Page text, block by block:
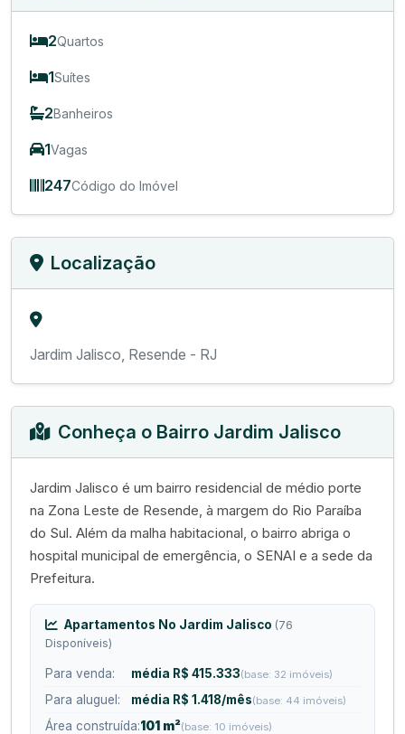
2Quartos
1Suítes
2Banheiros
1Vagas
247Código do Imóvel
Localização
Jardim Jalisco, Resende - RJ
Conheça o Bairro Jardim Jalisco
Jardim Jalisco é um bairro residencial de médio porte
na Zona Leste de Resende, à margem do Rio Paraíba
do Sul. Além da malha habitacional, o bairro abriga o
hospital municipal de emergência, o SENAI e a sede da
Prefeitura.
Apartamentos No Jardim Jalisco (76
Disponíveis)
Para venda: média R$ 415.333(base: 32 imóveis)
Para aluguel: média R$ 1.418/mês(base: 44 imóveis)
Área construída:101 m²(base: 10 imóveis)